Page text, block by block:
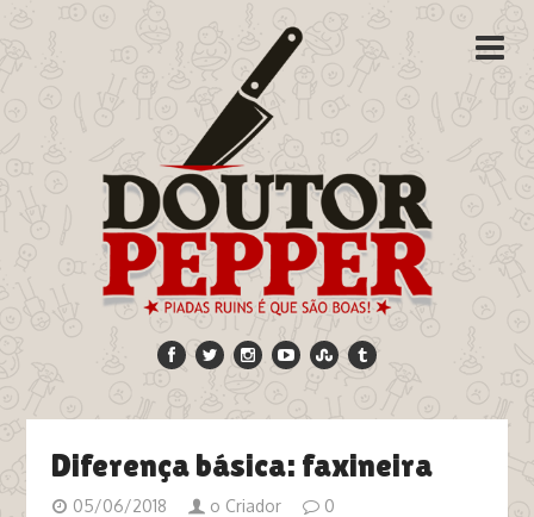
Diferença básica: faxineira
05/06/2018 o Criador 0